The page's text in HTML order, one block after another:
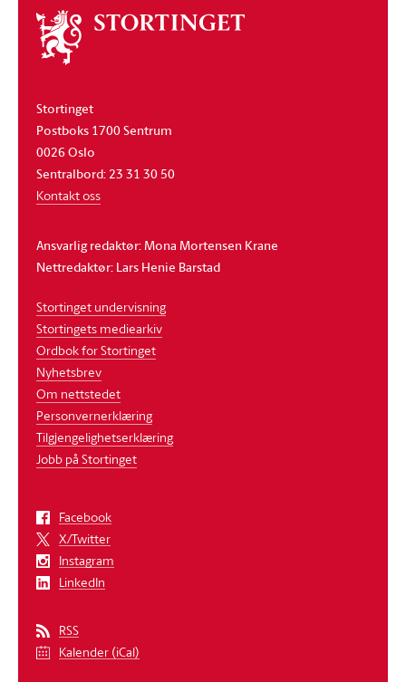
Om
stortinget
Stortinget
Postboks 1700 Sentrum
0026 Oslo
Sentralbord: 23 31 30 50
Kontakt oss
Ansvarlig redaktør: Mona Mortensen Krane
Nettredaktør: Lars Henie Barstad
Stortinget undervisning
Stortingets mediearkiv
Ordbok for Stortinget
Nyhetsbrev
Om nettstedet
Personvernerklæring
Tilgjengelighetserklæring
Jobb på Stortinget
Facebook
X/Twitter
Instagram
LinkedIn
RSS
Kalender (iCal)